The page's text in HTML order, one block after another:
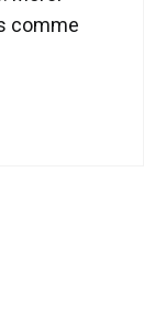
comme